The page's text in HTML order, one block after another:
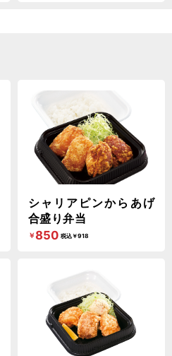
シャリアピンからあげ
合盛り弁当
￥850 税込￥918